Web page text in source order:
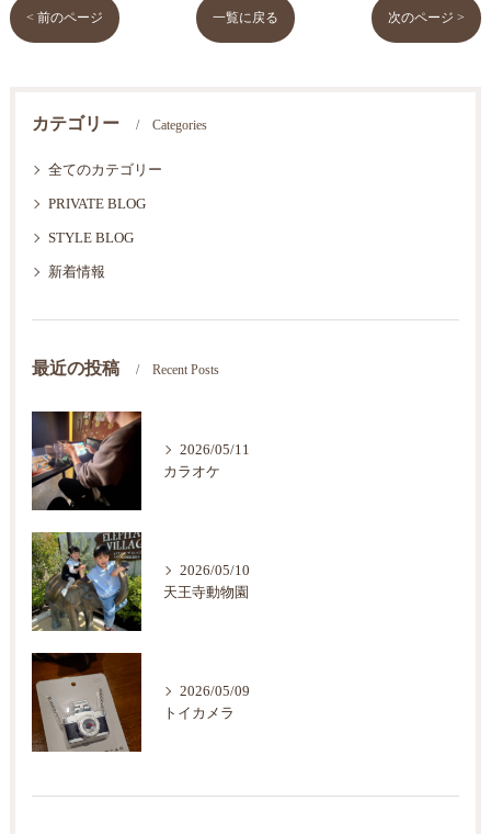
< 前のページ 一覧に戻る 次のページ >
カテゴリー Categories
全てのカテゴリー
PRIVATE BLOG
STYLE BLOG
新着情報
最近の投稿 Recent Posts
2026/05/11
カラオケ
2026/05/10
天王寺動物園
2026/05/09
トイカメラ